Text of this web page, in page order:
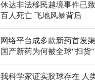
休达非法移民越境事件已
百人死亡 飞地风暴背后
网络平台成多款新药首发
国产新药为何被全球"扫货"
我科学家证实胶球存在 人